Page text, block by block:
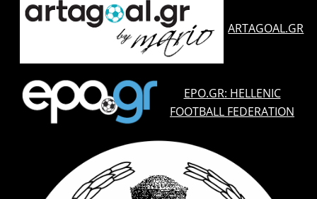
ARTAGOAL.GR
EPO.GR: HELLENIC
FOOTBALL FEDERATION